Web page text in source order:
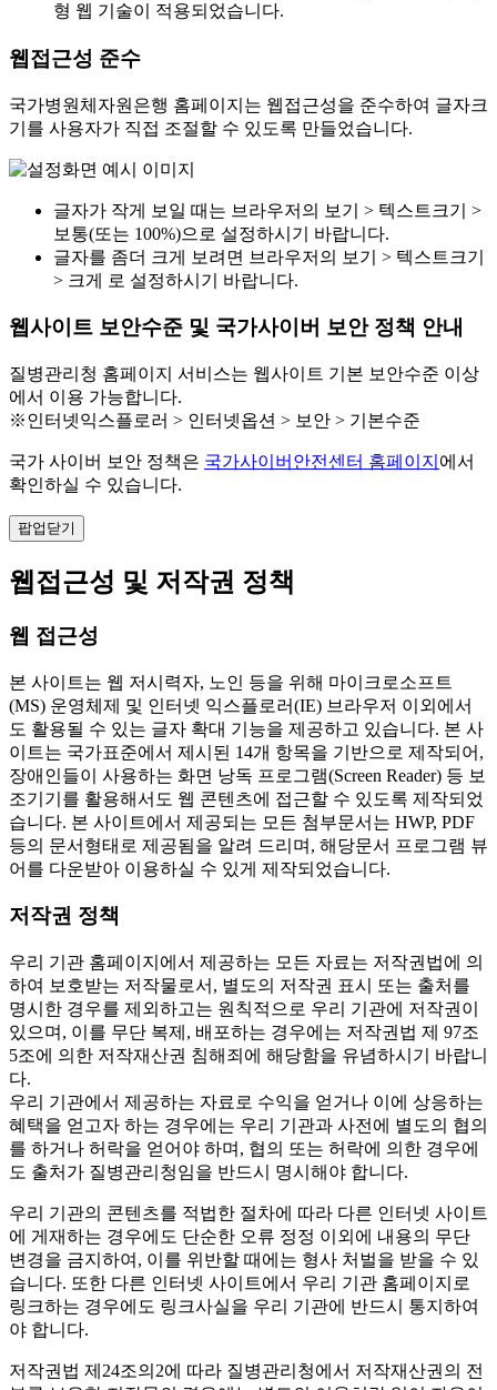
형 웹 기술이 적용되었습니다.
웹접근성 준수
국가병원체자원은행 홈페이지는 웹접근성을 준수하여 글자크
기를 사용자가 직접 조절할 수 있도록 만들었습니다.
글자가 작게 보일 때는 브라우저의 보기 > 텍스트크기 >
보통(또는 100%)으로 설정하시기 바랍니다.
글자를 좀더 크게 보려면 브라우저의 보기 > 텍스트크기
> 크게 로 설정하시기 바랍니다.
웹사이트 보안수준 및 국가사이버 보안 정책 안내
질병관리청 홈페이지 서비스는 웹사이트 기본 보안수준 이상
에서 이용 가능합니다.
※인터넷익스플로러 > 인터넷옵션 > 보안 > 기본수준
국가 사이버 보안 정책은 국가사이버안전센터 홈페이지 에서
확인하실 수 있습니다.
팝업닫기
웹접근성 및 저작권 정책
웹 접근성
본 사이트는 웹 저시력자, 노인 등을 위해 마이크로소프트
(MS) 운영체제 및 인터넷 익스플로러(IE) 브라우저 이외에서
도 활용될 수 있는 글자 확대 기능을 제공하고 있습니다. 본 사
이트는 국가표준에서 제시된 14개 항목을 기반으로 제작되어,
장애인들이 사용하는 화면 낭독 프로그램(Screen Reader) 등 보
조기기를 활용해서도 웹 콘텐츠에 접근할 수 있도록 제작되었
습니다. 본 사이트에서 제공되는 모든 첨부문서는 HWP, PDF
등의 문서형태로 제공됨을 알려 드리며, 해당문서 프로그램 뷰
어를 다운받아 이용하실 수 있게 제작되었습니다.
저작권 정책
우리 기관 홈페이지에서 제공하는 모든 자료는 저작권법에 의
하여 보호받는 저작물로서, 별도의 저작권 표시 또는 출처를
명시한 경우를 제외하고는 원칙적으로 우리 기관에 저작권이
있으며, 이를 무단 복제, 배포하는 경우에는 저작권법 제 97조
5조에 의한 저작재산권 침해죄에 해당함을 유념하시기 바랍니
다.
우리 기관에서 제공하는 자료로 수익을 얻거나 이에 상응하는
혜택을 얻고자 하는 경우에는 우리 기관과 사전에 별도의 협의
를 하거나 허락을 얻어야 하며, 협의 또는 허락에 의한 경우에
도 출처가 질병관리청임을 반드시 명시해야 합니다.
우리 기관의 콘텐츠를 적법한 절차에 따라 다른 인터넷 사이트
에 게재하는 경우에도 단순한 오류 정정 이외에 내용의 무단
변경을 금지하여, 이를 위반할 때에는 형사 처벌을 받을 수 있
습니다. 또한 다른 인터넷 사이트에서 우리 기관 홈페이지로
링크하는 경우에도 링크사실을 우리 기관에 반드시 통지하여
야 합니다.
저작권법 제24조의2에 따라 질병관리청에서 저작재산권의 전